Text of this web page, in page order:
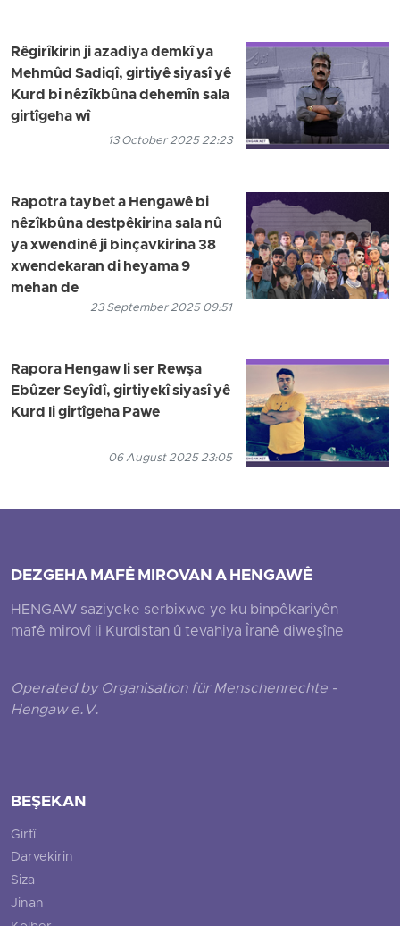
Rêgirîkirin ji azadiya demkî ya
Mehmûd Sadiqî, girtiyê siyasî yê
Kurd bi nêzîkbûna dehemîn sala
girtîgeha wî
13 October 2025 22:23
Rapotra taybet a Hengawê bi
nêzîkbûna destpêkirina sala nû
ya xwendinê ji binçavkirina 38
xwendekaran di heyama 9
mehan de
23 September 2025 09:51
Rapora Hengaw li ser Rewşa
Ebûzer Seyîdî, girtiyekî siyasî yê
Kurd li girtîgeha Pawe
06 August 2025 23:05
DEZGEHA MAFÊ MIROVAN A HENGAWÊ
HENGAW saziyeke serbixwe ye ku binpêkariyên
mafê mirovî li Kurdistan û tevahiya Îranê diweşîne
Operated by Organisation für Menschenrechte -
Hengaw e.V.
BEŞEKAN
Girtî
Darvekirin
Siza
Jinan